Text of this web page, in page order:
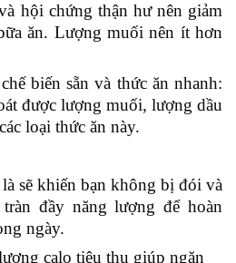
hội chứng thận hư nên giảm
ăn. Lượng muối nên ít hơn
biến sẵn và thức ăn nhanh:
được lượng muối, lượng dầu
loại thức ăn này.
sẽ khiến bạn không bị đói và
đầy năng lượng để hoàn
ngày.
calo tiêu thụ giúp ngăn